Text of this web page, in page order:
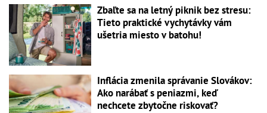
Zbaľte sa na letný piknik bez stresu:
Tieto praktické vychytávky vám
ušetria miesto v batohu!
Inflácia zmenila správanie Slovákov:
Ako narábať s peniazmi, keď
nechcete zbytočne riskovať?